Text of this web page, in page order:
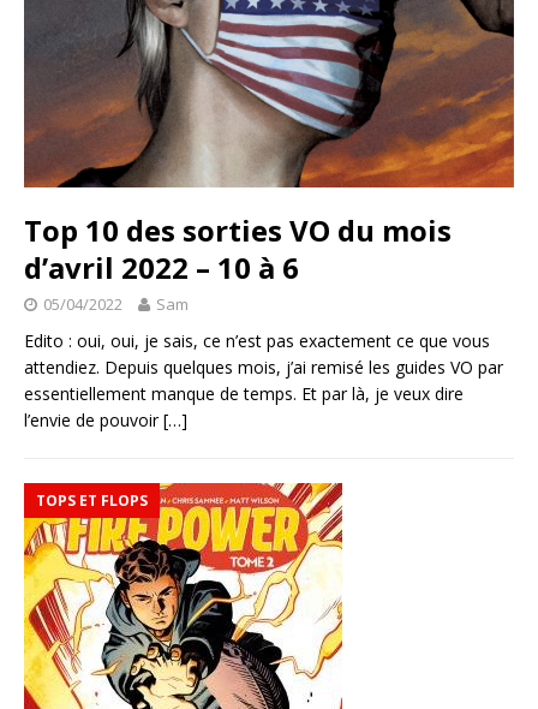
Top 10 des sorties VO du mois
d’avril 2022 – 10 à 6
05/04/2022 Sam
Edito : oui, oui, je sais, ce n’est pas exactement ce que vous
attendiez. Depuis quelques mois, j’ai remisé les guides VO par
essentiellement manque de temps. Et par là, je veux dire
l’envie de pouvoir[…]
TOPS ET FLOPS